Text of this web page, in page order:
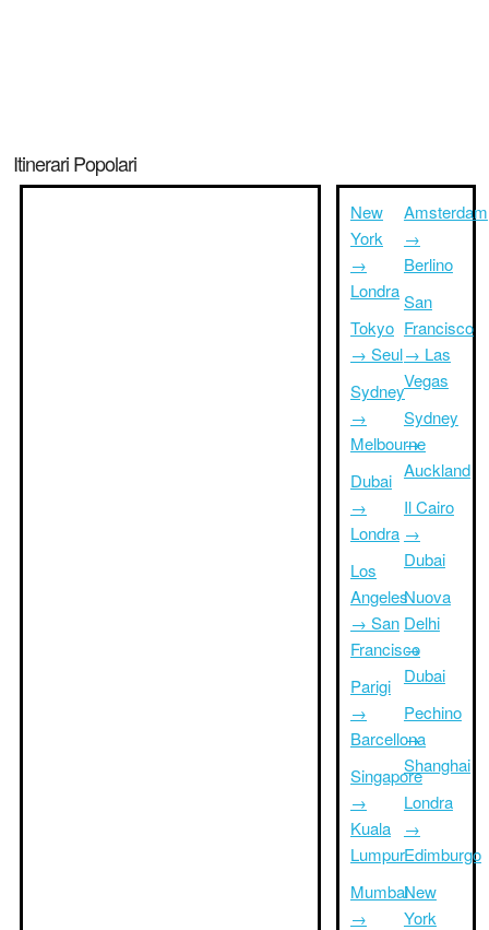
Itinerari Popolari
New
York
→
Londra
Tokyo
→ Seul
Sydney
→
Melbourne
Dubai
→
Londra
Los
Angeles
→ San
Francisco
Parigi
→
Barcellona
Singapore
→
Kuala
Lumpur
Mumbai
→
Amsterdam
→
Berlino
San
Francisco
→ Las
Vegas
Sydney
→
Auckland
Il Cairo
→
Dubai
Nuova
Delhi
→
Dubai
Pechino
→
Shanghai
Londra
→
Edimburgo
New
York